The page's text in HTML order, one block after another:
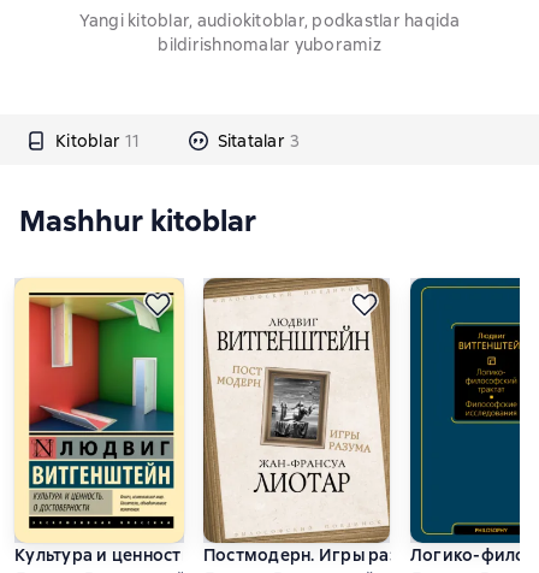
Yangi kitoblar, audiokitoblar, podkastlar haqida
bildirishnomalar yuboramiz
Kitoblar 11 Sitatalar 3
Mashhur kitoblar
Культура и ценность. О достоверности
Постмодерн. Игры разумаЛогико-